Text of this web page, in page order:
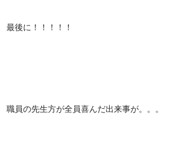
最後に！！！！！
職員の先生方が全員喜んだ出来事が。。。